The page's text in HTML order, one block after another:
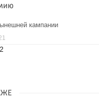
кампании